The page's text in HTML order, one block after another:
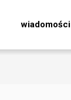
wiadomości